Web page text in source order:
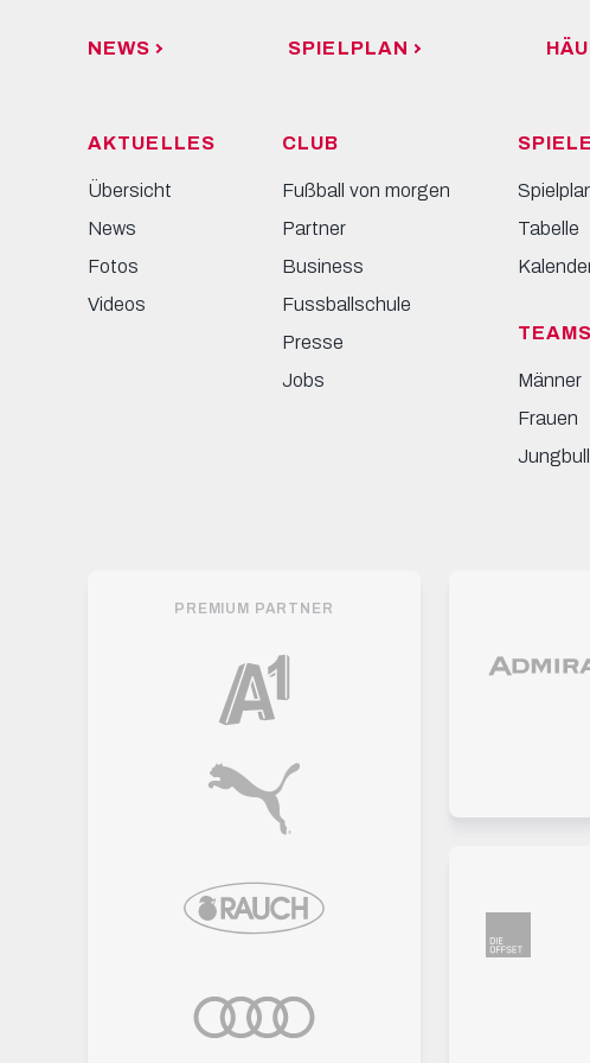
NEWS SPIELPLAN
AKTUELLES
Übersicht
News
Fotos
Videos
CLUB
Fußball von morgen
Partner
Business
Fussballschule
Presse
Jobs
SPIELE
Tabelle
TEAMS
Männer
Frauen
PREMIUM PARTNER